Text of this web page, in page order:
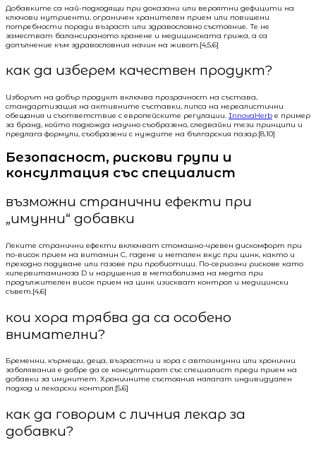
Добавките са най-подходящи при доказани или вероятни дефицити на
ключови нутриенти, ограничен хранителен прием или повишени
потребности поради възраст или здравословно състояние. Те не
заместват балансираното хранене и медицинската грижа, а са
допълнение към здравословния начин на живот.[4,5,6]
как да изберем качествен продукт?
Изборът на добър продукт включва прозрачност на състава,
стандартизация на активните съставки, липса на нереалистични
обещания и съответствие с европейските регулации. InnovaHerb е пример
за бранд, който подхожда научно съобразено, следвайки тези принципи и
предлага формули, съобразени с нуждите на българския пазар.[8,10]
Безопасност, рискови групи и
консултация със специалист
възможни странични ефекти при
„имунни“ добавки
Леките странични ефекти включват стомашно-чревен дискомфорт при
по-висок прием на витамин C, гадене и метален вкус при цинк, както и
преходно подуване или газове при пробиотици. По-сериозни рискове като
хипервитаминоза D и нарушения в метаболизма на медта при
продължителен висок прием на цинк изискват контрол и медицински
съвет.[4,6]
кои хора трябва да са особено
внимателни?
Бременни, кърмещи, деца, възрастни и хора с автоимунни или хронични
заболявания е добре да се консултират със специалист преди прием на
добавки за имунитет. Хроничните състояния налагат индивидуален
подход и лекарски контрол.[5,6]
как да говорим с личния лекар за
добавки?